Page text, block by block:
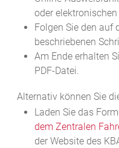
oder
Folgen Sie den auf
beschriebenen
Am Ende erhalten
PDF-Datei.
Alternativ können Sie
Laden Sie das
dem Zentralen
der Website des